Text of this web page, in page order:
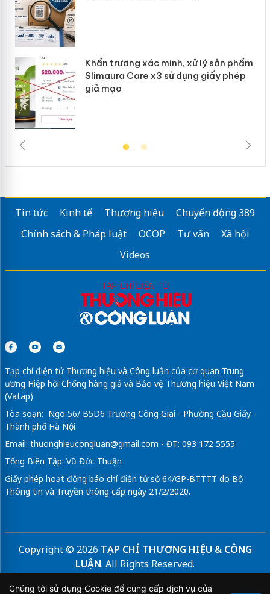
Khẩn trương xác minh, xử lý sản phẩm
Slimaura Care x3 sử dụng giấy phép
giả mạo
Tin tức Kinh tế Thương hiệu
Chuyển động 389
Chính sách & Pháp luật
OCOP Tư vấn
Xã hội
Videos
Tạp chí điện tử Thương hiệu và Công luận của cơ quan Trung
ương Hiệp hội Chống hàng giả và Bảo vệ Thương hiệu Việt Nam
(Vatap)
Tòa soạn: Ngõ 56/ B5D6 Trương Công Giai - Phường Cầu Giấy -
Thành phố Hà Nội
Email: thuonghieucongluan@gmail.com - ĐT: 093 172 5555
Tổng Biên Tập: Vũ Đức Thuận
Giấy phép hoạt động báo chí điện tử số 64/GP-BTTTT do Bộ
Thông tin và Truyền thông cấp ngày 21/2/2020.
Copyright © 2026 TẠP CHÍ THƯƠNG HIỆU & CÔNG
LUẬN. All Rights Reserved.
Bản quyền thuộc Tạp chí Thương hiệu và Công luận. Cấm
Chúng tôi sử dụng Cookie để cung cấp dịch vụ của